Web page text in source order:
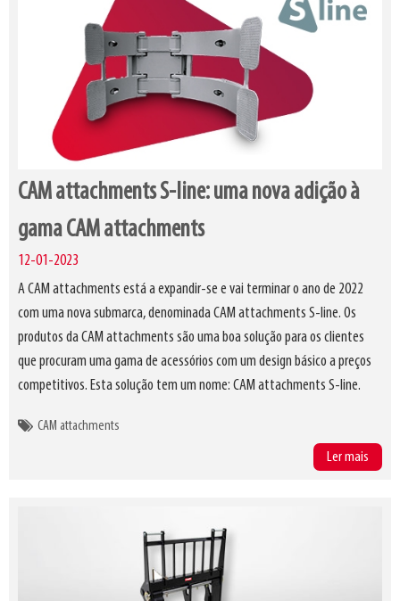
CAM attachments S-line: uma nova adição à
gama CAM attachments
12-01-2023
A CAM attachments está a expandir-se e vai terminar o ano de 2022
com uma nova submarca, denominada CAM attachments S-line. Os
produtos da CAM attachments são uma boa solução para os clientes
que procuram uma gama de acessórios com um design básico a preços
competitivos. Esta solução tem um nome: CAM attachments S-line.
CAM attachments
Ler mais